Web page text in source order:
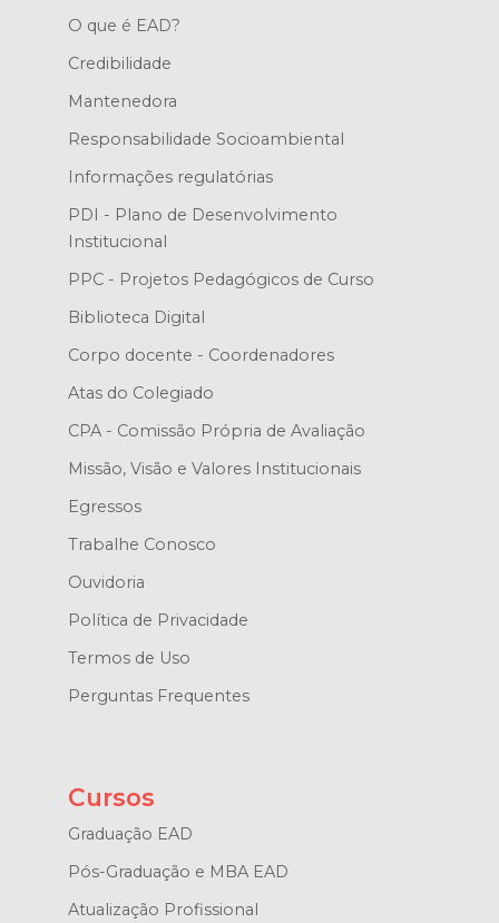
O que é EAD?
Credibilidade
Mantenedora
Responsabilidade Socioambiental
Informações regulatórias
PDI - Plano de Desenvolvimento
Institucional
PPC - Projetos Pedagógicos de Curso
Biblioteca Digital
Corpo docente - Coordenadores
Atas do Colegiado
CPA - Comissão Própria de Avaliação
Missão, Visão e Valores Institucionais
Egressos
Trabalhe Conosco
Ouvidoria
Política de Privacidade
Termos de Uso
Perguntas Frequentes
Cursos
Graduação EAD
Pós-Graduação e MBA EAD
Atualização Profissional